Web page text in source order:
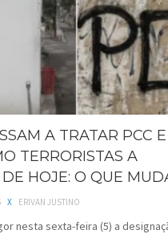
A TRATAR PCC E
TERRORISTAS A
HOJE: O QUE
X ERIVAN JUSTINO
nesta sexta-feira (5) a